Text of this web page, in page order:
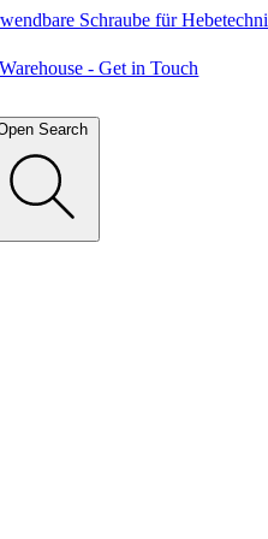
Schraube für
- Get in Touch
Search